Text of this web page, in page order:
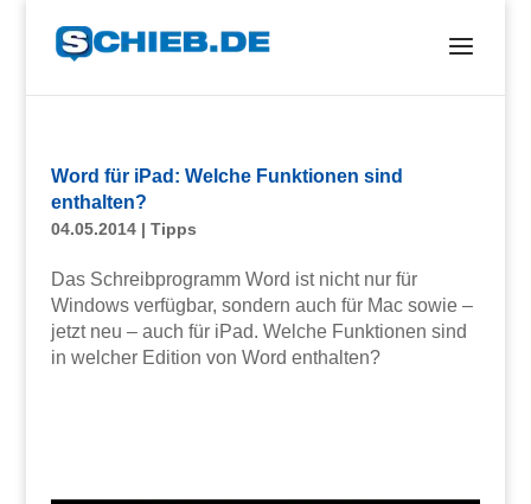
Word für iPad: Welche Funktionen sind
enthalten?
04.05.2014| Tipps
Das Schreibprogramm Word ist nicht nur für
Windows verfügbar, sondern auch für Mac sowie –
jetzt neu – auch für iPad. Welche Funktionen sind
in welcher Edition von Word enthalten?